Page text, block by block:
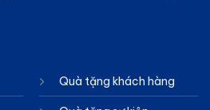
Quà tặng khách hàng